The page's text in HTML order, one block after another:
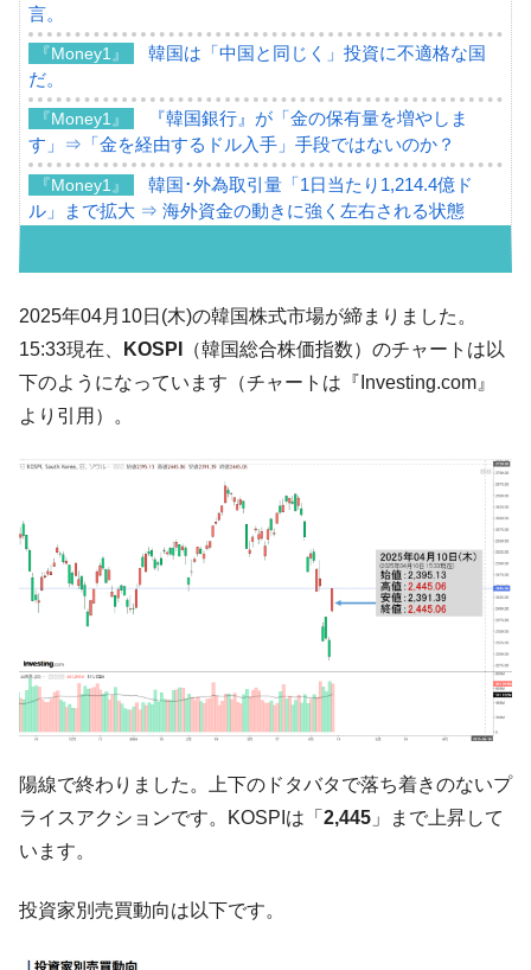
言。
『Money1』
韓国は「中国と同じく」投資に不適格な国
だ。
『Money1』
『韓国銀行』が「金の保有量を増やしま
す」⇒「金を経由するドル入手」手段ではないのか？
『Money1』
韓国･外為取引量「1日当たり1,214.4億ド
ル」まで拡大 ⇒ 海外資金の動きに強く左右される状態
い「50.5％」に上昇
『Money1』
韓国大統領府ボンクラ政策室長が告発され
た ⇒ 国家が行った恐るべき株価操作であり、空前の国政壟
『Money1』
動」
『Money1』
中国だけが鉄鋼輸出を異常増加させる ⇒ 中
国の過剰生産が世界を蝕む。
韓国製造業「半導体絶好調」のウラで他業
種は全般的「不調」⇒ PSIが示す現況は決して良くない。
『Money1』
【米韓激突案件】韓国消費者院が『クーパ
ン』1人当たり賠償10万ウォンを認定 ⇒ 総額3兆7,000億
『Money1』 韓国で猛暑。南東部では干ばつ
『Money1』
韓国型イージス搭載の次世代駆逐艦
「KDDX」1番艦、2032年竣工と公示
『Money1』
【対日本円】ウォン安が急進！ 日米の協調
に韓国がいっちょがみしたのでは。
『Money1』
は韓国で『BYD』車は売れている。6カ月で対前年同期比
く空港に詰めかけ「出て行け！」「極右勢力」のプラカー
2025年04月10日(木)の韓国株式市場が締まりました。
15:33現在、
KOSPI
（韓国総合株価指数）のチャートは以
下のようになっています（チャートは『Investing.com』
より引用）。
陽線で終わりました。上下のドタバタで落ち着きのないプ
ライスアクションです。KOSPIは「 2,445 」まで上昇して
います。
投資家別売買動向は以下です。